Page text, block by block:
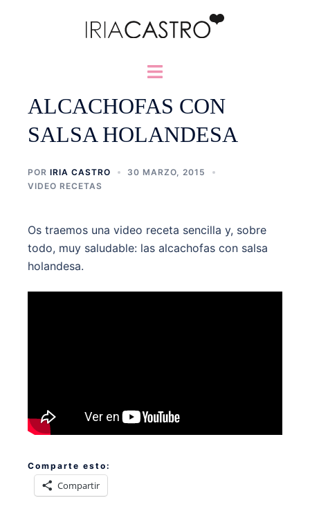
Alternar
ALCACHOFAS CON
SALSA HOLANDESA
POR IRIA CASTRO
30 MARZO, 2015
VIDEO RECETAS
Os traemos una video receta sencilla y, sobre
todo, muy saludable: las alcachofas con salsa
holandesa.
Comparte esto:
Compartir